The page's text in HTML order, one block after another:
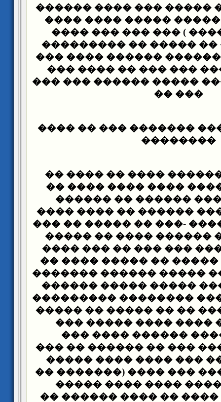
���� �� ����� �����
���� �� (��������
����� ��� ���� ) ���
���� ������ �� �����
�� ��� ��� ��������
��� �� ��� ��� ���
������ ������� �����
��� ��
��� ��� ��� .���
��������
��� ������ ������
������ ������� ����
���� ���� ���
�������� �����
������� �� ����� -���
��� ���� ��� ������
-��� ����� ���� ���
�������� �� ����� ��
����� ��� ���� �����
������ �� ���� �����
��� ���� �� ����
�������� ����� �� ��
����� ���� ����
����� ������
������� ������ ��� ��
����� ������ ���
������� ������ ���
������ �� ���� ����
������� ��� ���� ��